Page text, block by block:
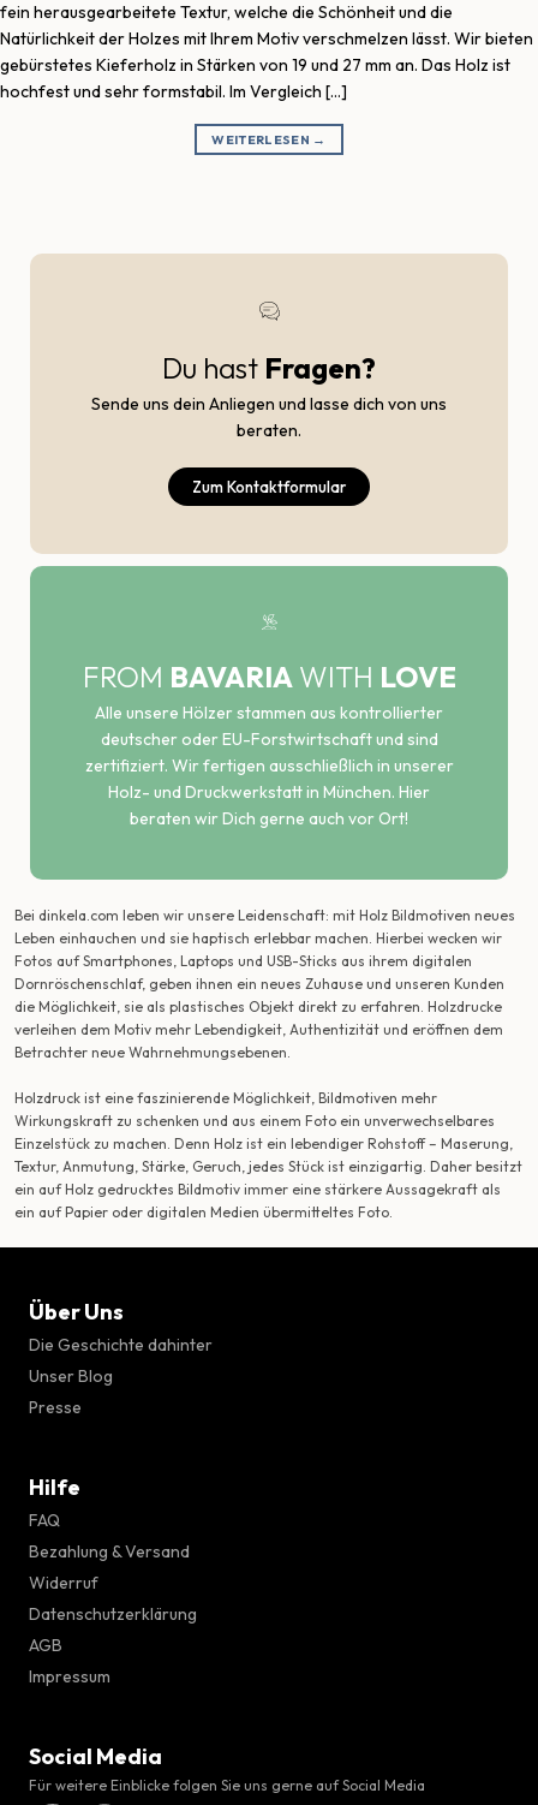
fein herausgearbeitete Textur, welche die Schönheit und die
Natürlichkeit der Holzes mit Ihrem Motiv verschmelzen lässt. Wir bieten
gebürstetes Kieferholz in Stärken von 19 und 27 mm an. Das Holz ist
hochfest und sehr formstabil. Im Vergleich […]
WEITERLESEN →
Du hast Fragen?
Sende uns dein Anliegen und lasse dich von uns
beraten.
Zum Kontaktformular
FROM BAVARIA WITH LOVE
Alle unsere Hölzer stammen aus kontrollierter
deutscher oder EU-Forstwirtschaft und sind
zertifiziert. Wir fertigen ausschließlich in unserer
Holz- und Druckwerkstatt in München. Hier
beraten wir Dich gerne auch vor Ort!
Bei dinkela.com leben wir unsere Leidenschaft: mit Holz Bildmotiven neues
Leben einhauchen und sie haptisch erlebbar machen. Hierbei wecken wir
Fotos auf Smartphones, Laptops und USB-Sticks aus ihrem digitalen
Dornröschenschlaf, geben ihnen ein neues Zuhause und unseren Kunden
die Möglichkeit, sie als plastisches Objekt direkt zu erfahren. Holzdrucke
verleihen dem Motiv mehr Lebendigkeit, Authentizität und eröffnen dem
Betrachter neue Wahrnehmungsebenen.
Holzdruck ist eine faszinierende Möglichkeit, Bildmotiven mehr
Wirkungskraft zu schenken und aus einem Foto ein unverwechselbares
Einzelstück zu machen. Denn Holz ist ein lebendiger Rohstoff – Maserung,
Textur, Anmutung, Stärke, Geruch, jedes Stück ist einzigartig. Daher besitzt
ein auf Holz gedrucktes Bildmotiv immer eine stärkere Aussagekraft als
ein auf Papier oder digitalen Medien übermitteltes Foto.
Über Uns
Die Geschichte dahinter
Unser Blog
Presse
Hilfe
FAQ
Bezahlung & Versand
Widerruf
Datenschutzerklärung
AGB
Impressum
Social Media
Für weitere Einblicke folgen Sie uns gerne auf Social Media